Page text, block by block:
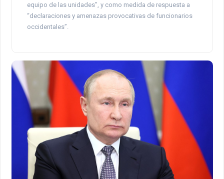
equipo de las unidades”, y como medida de respuesta a
“declaraciones y amenazas provocativas de funcionarios
occidentales”.